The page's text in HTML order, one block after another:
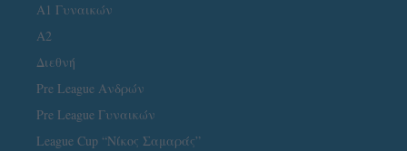
Α1 Γυναικών
A2
Διεθνή
Pre League Ανδρών
Pre League Γυναικών
League Cup “Νίκος Σαμαράς”